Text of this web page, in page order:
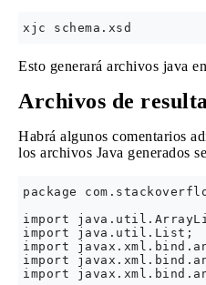
Esto generará archivos java
Archivos de
Habrá algunos comentarios
los archivos Java generados
package
import
import java.util.List;
import
import
import